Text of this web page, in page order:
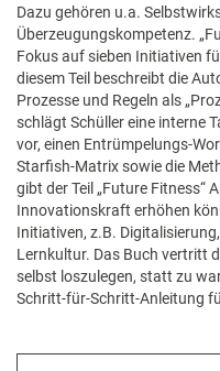
Dazu gehören u.a.
Überzeugungskompetenz.
Fokus auf sieben Initiativen
diesem Teil beschreibt die
Prozesse und Regeln als
schlägt Schüller eine interne
vor, einen Entrümpelungs-
Starfish-Matrix sowie die
gibt der Teil „Future Fitness“
Innovationskraft erhöhen
Initiativen, z.B.
Lernkultur. Das Buch vertritt
selbst loszulegen, statt zu
Schritt-für-Schritt-Anleitung